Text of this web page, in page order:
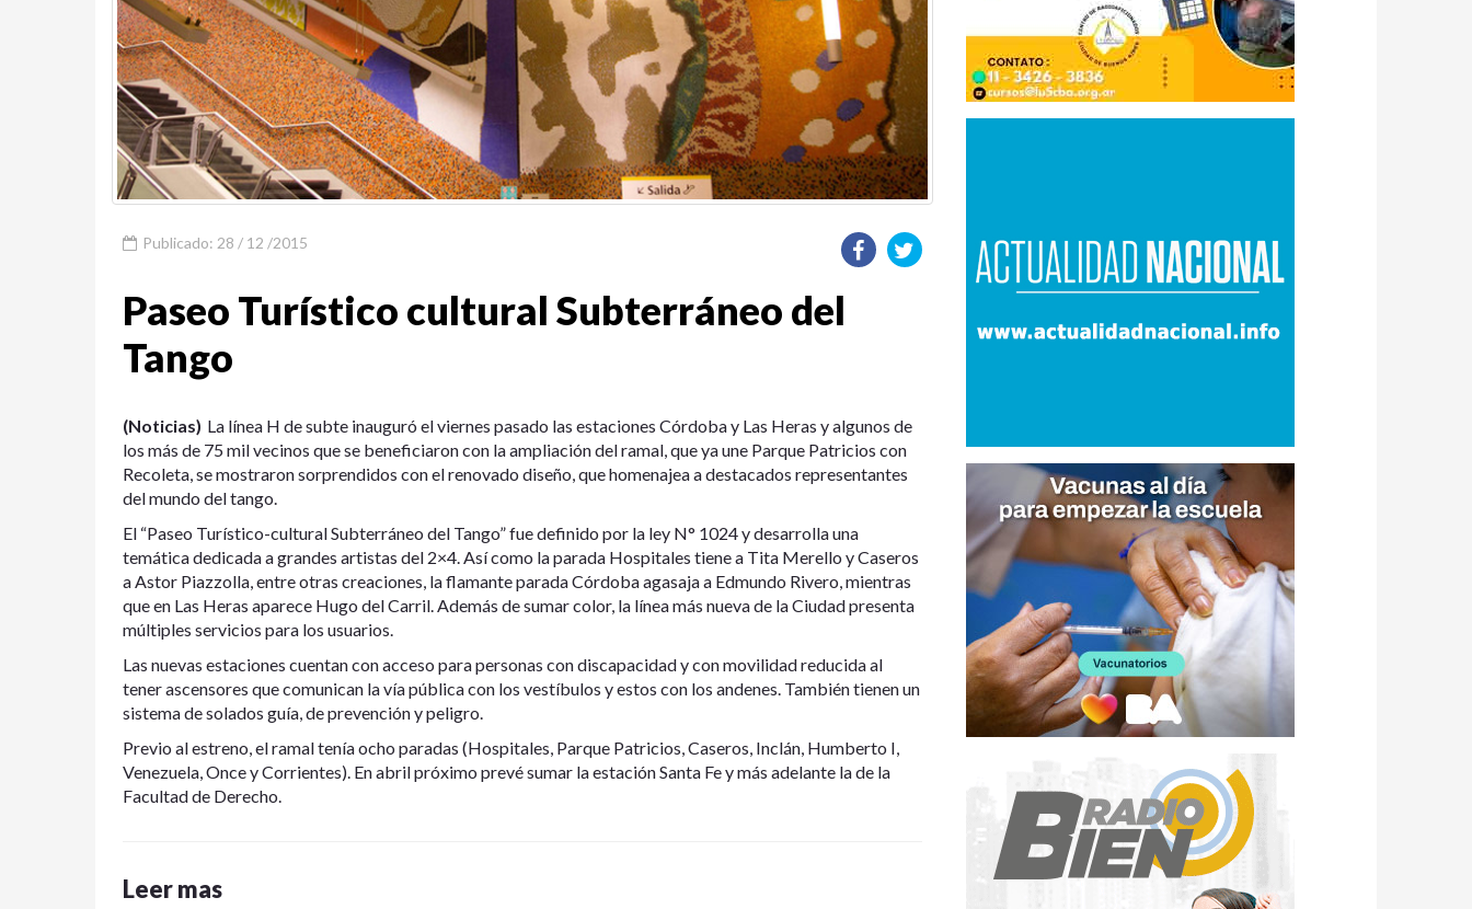
Publicado: 28 / 12 /2015
Paseo Turístico cultural Subterráneo del
Tango
(Noticias) La línea H de subte inauguró el viernes pasado las estaciones Córdoba y Las Heras y algunos de
los más de 75 mil vecinos que se beneficiaron con la ampliación del ramal, que ya une Parque Patricios con
Recoleta, se mostraron sorprendidos con el renovado diseño, que homenajea a destacados representantes
del mundo del tango.
El “Paseo Turístico-cultural Subterráneo del Tango” fue definido por la ley N° 1024 y desarrolla una
temática dedicada a grandes artistas del 2×4. Así como la parada Hospitales tiene a Tita Merello y Caseros
a Astor Piazzolla, entre otras creaciones, la flamante parada Córdoba agasaja a Edmundo Rivero, mientras
que en Las Heras aparece Hugo del Carril. Además de sumar color, la línea más nueva de la Ciudad presenta
múltiples servicios para los usuarios.
Las nuevas estaciones cuentan con acceso para personas con discapacidad y con movilidad reducida al
tener ascensores que comunican la vía pública con los vestíbulos y estos con los andenes. También tienen un
sistema de solados guía, de prevención y peligro.
Previo al estreno, el ramal tenía ocho paradas (Hospitales, Parque Patricios, Caseros, Inclán, Humberto I,
Venezuela, Once y Corrientes). En abril próximo prevé sumar la estación Santa Fe y más adelante la de la
Facultad de Derecho.
Leer mas